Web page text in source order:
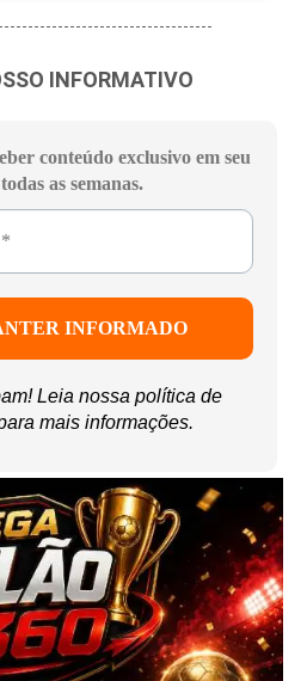
INFORMATIVO
conteúdo exclusivo em seu
as semanas.
Leia nossa política de
mais informações.